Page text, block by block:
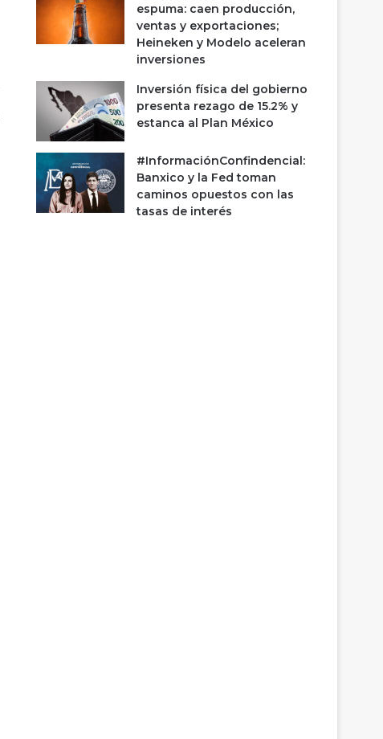
espuma: caen producción,
ventas y exportaciones;
Heineken y Modelo aceleran
inversiones
Inversión física del gobierno
presenta rezago de 15.2% y
estanca al Plan México
#InformaciónConfindencial:
Banxico y la Fed toman
caminos opuestos con las
tasas de interés